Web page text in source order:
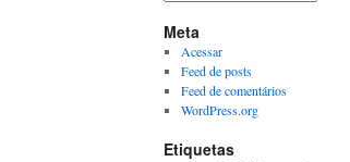
Meta
Acessar
Feed de posts
Feed de comentários
WordPress.org
Etiquetas